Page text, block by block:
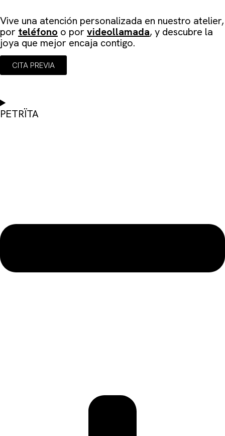
Vive una atención personalizada en nuestro atelier,
por teléfono o por videollamada, y descubre la
joya que mejor encaja contigo.
CITA PREVIA
PETRÏTA